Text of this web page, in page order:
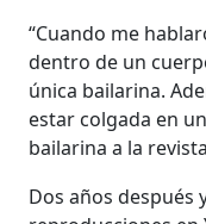
“Cuando me
dentro de un
única bailarina.
estar colgada en
bailarina a la
Dos años después